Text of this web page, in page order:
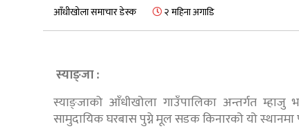
आँधीखोला समाचार डेस्क २ महिना अगाडि
स्याङ्जा :
स्याङ्जाको आँधीखोला गाउँपालिका अन्तर्गत म्हाजु
सामुदायिक घरबास पुग्ने मूल सडक किनारको यो